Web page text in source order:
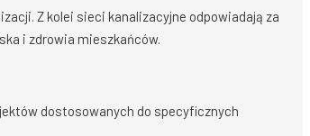
Z kolei sieci kanalizacyjne odpowiadają za
i zdrowia mieszkańców.
dostosowanych do specyficznych